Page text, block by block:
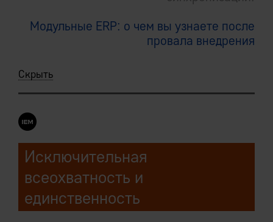
Модульные ERP: о чем вы узнаете после
провала внедрения
Скрыть
Исключительная
всеохватность и
единственность